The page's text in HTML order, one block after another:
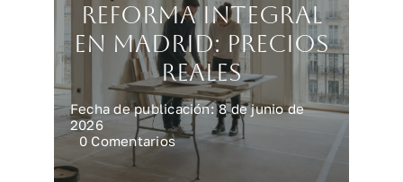
Reforma integral
en Madrid: precios
reales
Fecha de publicación: 8 de junio de
2026
0 Comentarioson
Reforma
integral